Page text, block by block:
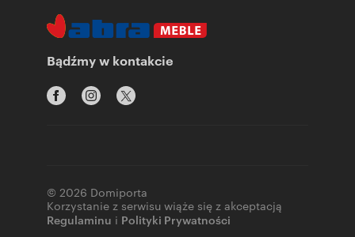
Bądźmy w kontakcie
© 2026 Domiporta
Korzystanie z serwisu wiąże się z akceptacją
Regulaminu i Polityki Prywatności